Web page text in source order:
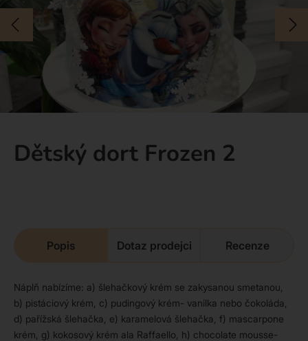
Dětský dort Frozen 2
Popis Dotaz prodejci Recenze
Náplň nabízíme: a) šlehačkový krém se zakysanou smetanou,
b) pistáciový krém, c) pudingový krém- vanilka nebo čokoláda,
d) pařížská šlehačka, e) karamelová šlehačka, f) mascarpone
krém, g) kokosový krém ala Raffaello, h) chocolate mousse-